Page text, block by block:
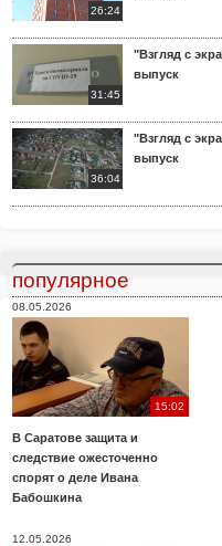
26:24
31:45
"Взгляд с
выпуск
36:04
"Взгляд с
выпуск
популярное
08.05.2026
15:02
В Саратове защита и
следствие ожесточенно
спорят о деле Ивана
Бабошкина
12.05.2026